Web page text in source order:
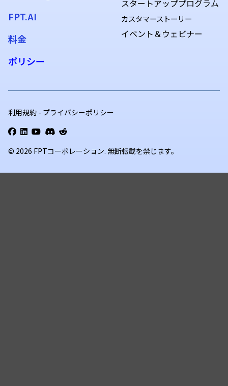
FPT.AI
料金
ポリシー
スタートアッププログラム
カスタマーストーリー
イベント＆ウェビナー
© 2026 FPTコーポレーション. 無断転載を禁じます。
利用規約 - プライバシーポリシー